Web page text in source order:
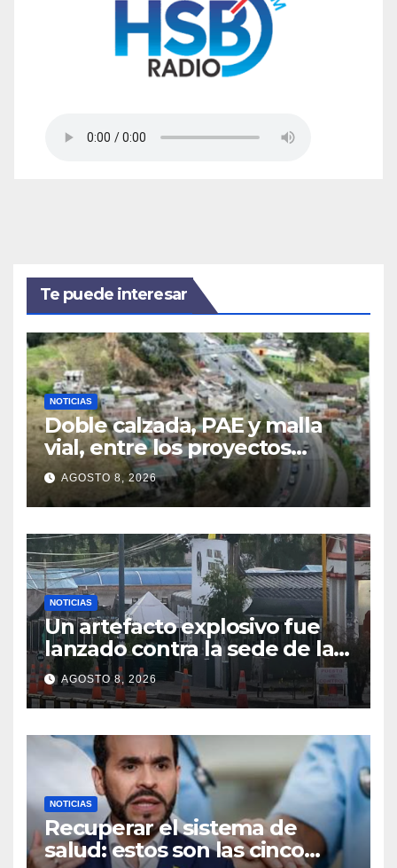
Te puede interesar
NOTICIAS
Doble calzada, PAE y malla
vial, entre los proyectos
prioritarios que Pasto
presentará al nuevo
Gobierno Nacional
AGOSTO 8, 2026
NOTICIAS
Un artefacto explosivo fue
lanzado contra la sede de la
Policía Metropolitana de
Pasto: no se registraron
muertos ni heridos
AGOSTO 8, 2026
NOTICIAS
Recuperar el sistema de
salud: estos son las cinco